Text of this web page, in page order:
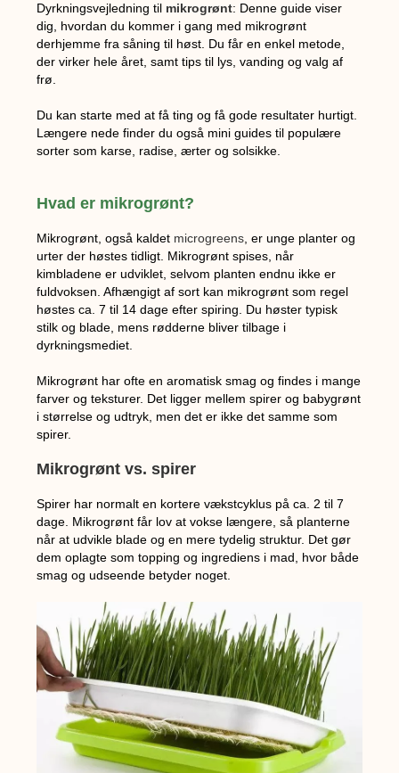
Dyrkningsvejledning til mikrogrønt: Denne guide viser
dig, hvordan du kommer i gang med mikrogrønt
derhjemme fra såning til høst. Du får en enkel metode,
der virker hele året, samt tips til lys, vanding og valg af
frø.
Du kan starte med at få ting og få gode resultater hurtigt.
Længere nede finder du også mini guides til populære
sorter som karse, radise, ærter og solsikke.
Hvad er mikrogrønt?
Mikrogrønt, også kaldet microgreens , er unge planter og
urter der høstes tidligt. Mikrogrønt spises, når
kimbladene er udviklet, selvom planten endnu ikke er
fuldvoksen. Afhængigt af sort kan mikrogrønt som regel
høstes ca. 7 til 14 dage efter spiring. Du høster typisk
stilk og blade, mens rødderne bliver tilbage i
dyrkningsmediet.
Mikrogrønt har ofte en aromatisk smag og findes i mange
farver og teksturer. Det ligger mellem spirer og babygrønt
i størrelse og udtryk, men det er ikke det samme som
spirer.
Mikrogrønt vs. spirer
Spirer har normalt en kortere vækstcyklus på ca. 2 til 7
dage. Mikrogrønt får lov at vokse længere, så planterne
når at udvikle blade og en mere tydelig struktur. Det gør
dem oplagte som topping og ingrediens i mad, hvor både
smag og udseende betyder noget.